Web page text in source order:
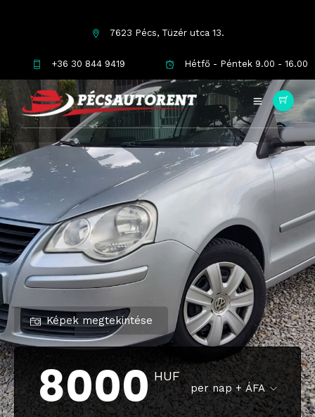
7623 Pécs, Tüzér utca 13.
+36 30 844 9419 Hétfő - Péntek 9.00 - 16.00
Képek megtekintése
8000 HUF
per nap + ÁFA